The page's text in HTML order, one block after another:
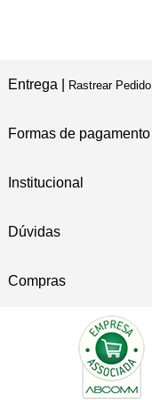
Entrega | Rastrear Pedido
Formas de pagamento
Institucional
Dúvidas
Compras